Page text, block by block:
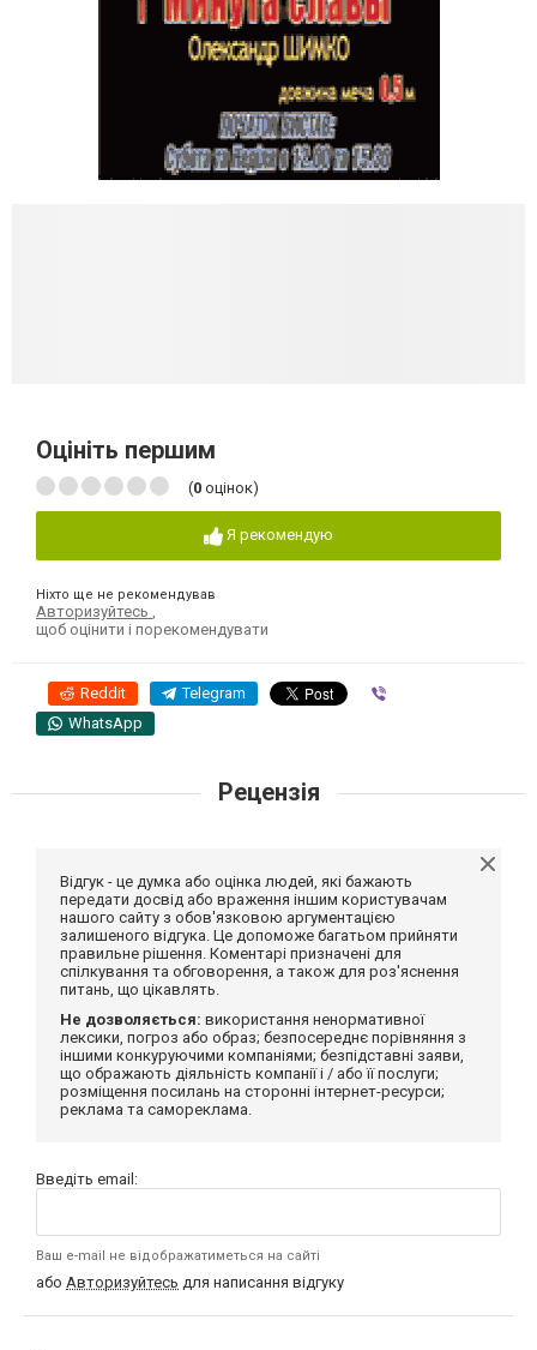
Оцініть першим
(0 оцінок)
Я рекомендую
Ніхто ще не рекомендував
Авторизуйтесь
щоб оцінити і порекомендувати
Reddit Telegram
WhatsApp
Рецензія
Відгук - це думка або оцінка людей, які бажають
передати досвід або враження іншим користувачам
нашого сайту з обов'язковою аргументацією
залишеного відгука. Це допоможе багатьом прийняти
правильне рішення. Коментарі призначені для
спілкування та обговорення, а також для роз'яснення
питань, що цікавлять.
Не дозволяється: використання ненормативної
лексики, погроз або образ; безпосереднє порівняння з
іншими конкуруючими компаніями; безпідставні заяви,
що ображають діяльність компанії і / або її послуги;
розміщення посилань на сторонні інтернет-ресурси;
реклама та самореклама.
Введіть email:
Ваш e-mail не відображатиметься на сайті
або Авторизуйтесь для написання відгуку